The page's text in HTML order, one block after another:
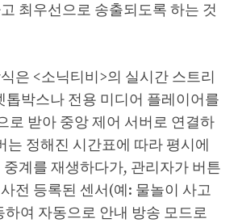
최우선으로 송출되도록 하는 것
은 <소닉티비>의 실시간 스트리
톱박스나 전용 미디어 플레이어를
로 받아 중앙 제어 서버로 연결하
는 정해진 시간표에 따라 평시에
계를 재생하다가, 관리자가 버튼
전 등록된 센서(예: 물놀이 사고
하여 자동으로 안내 방송 모드로